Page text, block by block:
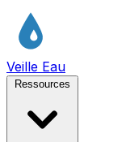
Veille Eau
Ressources